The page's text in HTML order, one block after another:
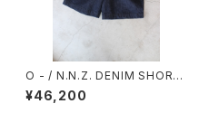
O - / N.N.Z. DENIM SHORT
S
¥46,200